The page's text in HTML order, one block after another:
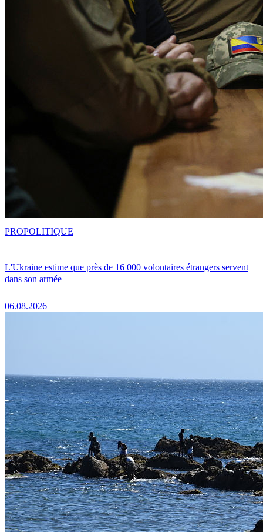
L'Ukraine estime que près de 16 000 volontaires étrangers servent
dans son armée
06.08.2026
PROPOLITIQUE